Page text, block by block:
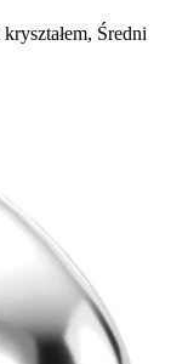
Średni